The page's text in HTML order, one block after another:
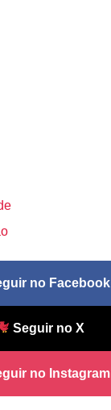
no Facebook
Seguir no X
no Instagram